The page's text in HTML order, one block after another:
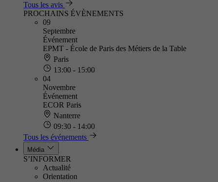
Tous les avis
PROCHAINS ÉVÈNEMENTS
09
Septembre
Événement
EPMT - École de Paris des Métiers de la Table
Paris
13:00 - 15:00
04
Novembre
Événement
ECOR Paris
Nanterre
09:30 - 14:00
Tous les événements
Média
S’INFORMER
Actualité
Orientation